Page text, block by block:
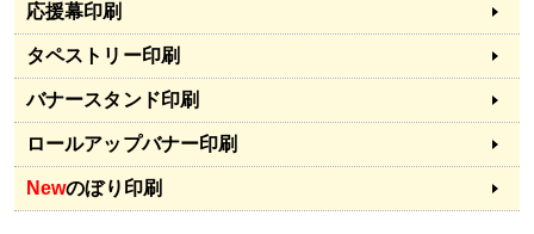
応援幕印刷
タペストリー印刷
バナースタンド印刷
ロールアップバナー印刷
Newのぼり印刷